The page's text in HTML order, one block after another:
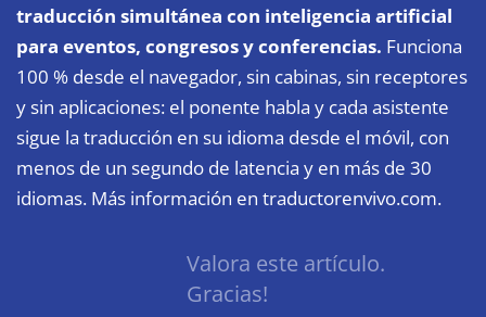
traducción simultánea con inteligencia artificial
para eventos, congresos y conferencias. Funciona
100 % desde el navegador, sin cabinas, sin receptores
y sin aplicaciones: el ponente habla y cada asistente
sigue la traducción en su idioma desde el móvil, con
menos de un segundo de latencia y en más de 30
idiomas. Más información en traductorenvivo.com.
Valora este artículo.
Gracias!